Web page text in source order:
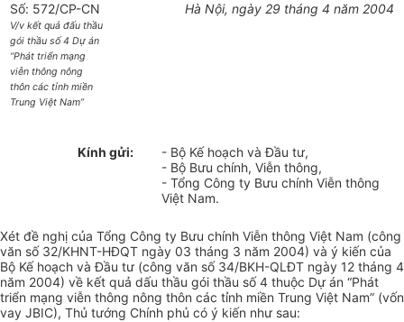
Số: 572/CP-CN
V/v kết quả đấu thầu
gói thầu số 4 Dự án
“Phát triển mạng
viễn thông nông
thôn các tỉnh miền
Trung Việt Nam”
Hà Nội, ngày 29 tháng 4 năm 2004
Kính gửi:
- Bộ Kế hoạch và Đầu tư,
- Bộ Bưu chính, Viễn thông,
- Tổng Công ty Bưu chính Viễn thông
Việt Nam.
Xét đề nghị của Tổng Công ty Bưu chính Viễn thông Việt Nam (công
văn số 32/KHNT-HĐQT ngày 03 tháng 3 năm 2004) và ý kiến của
Bộ Kế hoạch và Đầu tư (công văn số 34/BKH-QLĐT ngày 12 tháng 4
năm 2004) về kết quả dấu thầu gói thầu số 4 thuộc Dự án “Phát
triển mạng viễn thông nông thôn các tỉnh miền Trung Việt Nam” (vốn
vay JBIC), Thủ tướng Chính phủ có ý kiến như sau: